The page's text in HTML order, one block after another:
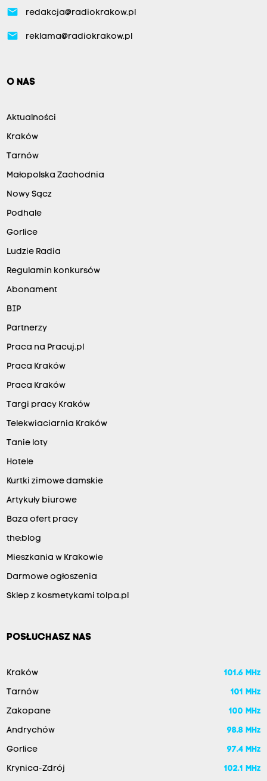
email redakcja@radiokrakow.pl
email reklama@radiokrakow.pl
O NAS
Aktualności
Kraków
Tarnów
Małopolska Zachodnia
Nowy Sącz
Podhale
Gorlice
Ludzie Radia
Regulamin konkursów
Abonament
BIP
Partnerzy
Praca na Pracuj.pl
Praca Kraków
Praca Kraków
Targi pracy Kraków
Telekwiaciarnia Kraków
Tanie loty
Hotele
Kurtki zimowe damskie
Artykuły biurowe
Baza ofert pracy
the:blog
Mieszkania w Krakowie
Darmowe ogłoszenia
Sklep z kosmetykami tolpa.pl
POSŁUCHASZ NAS
Kraków 101.6 MHz
Tarnów 101 MHz
Zakopane 100 MHz
Andrychów 98.8 MHz
Gorlice 97.4 MHz
Krynica-Zdrój 102.1 MHz